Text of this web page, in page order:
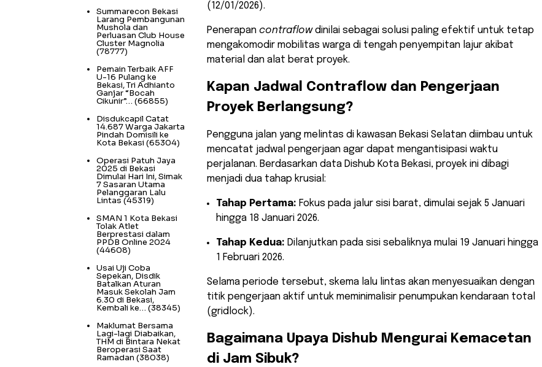
(12/01/2026).
​Penerapan contraflowdinilai sebagai solusi paling efektif untuk tetap
mengakomodir mobilitas warga di tengah penyempitan lajur akibat
material dan alat berat proyek.
​Kapan Jadwal Contraflow dan Pengerjaan
Proyek Berlangsung?
​Pengguna jalan yang melintas di kawasan Bekasi Selatan diimbau untuk
mencatat jadwal pengerjaan agar dapat mengantisipasi waktu
perjalanan. Berdasarkan data Dishub Kota Bekasi, proyek ini dibagi
menjadi dua tahap krusial:
Tahap Pertama: Fokus pada jalur sisi barat, dimulai sejak 5 Januari
hingga 18 Januari 2026.
Tahap Kedua: Dilanjutkan pada sisi sebaliknya mulai 19 Januari hingga
1 Februari 2026.
​Selama periode tersebut, skema lalu lintas akan menyesuaikan dengan
titik pengerjaan aktif untuk meminimalisir penumpukan kendaraan total
(gridlock).
​Bagaimana Upaya Dishub Mengurai Kemacetan
di Jam Sibuk?
Summarecon Bekasi
Larang Pembangunan
Mushola dan
Perluasan Club House
Cluster Magnolia
(78777)
Pemain Terbaik AFF
U-16 Pulang ke
Bekasi, Tri Adhianto
Ganjar “Bocah
Cikunir”… (66855)
Disdukcapil Catat
14.687 Warga Jakarta
Pindah Domisili ke
Kota Bekasi (65304)
Operasi Patuh Jaya
2025 di Bekasi
Dimulai Hari Ini, Simak
7 Sasaran Utama
Pelanggaran Lalu
Lintas(45319)
SMAN 1 Kota Bekasi
Tolak Atlet
Berprestasi dalam
PPDB Online 2024
(44608)
Usai Uji Coba
Sepekan, Disdik
Batalkan Aturan
Masuk Sekolah Jam
6.30 di Bekasi,
Kembali ke… (38345)
Maklumat Bersama
Lagi-lagi Diabaikan,
THM di Bintara Nekat
Beroperasi Saat
Ramadan (38038)